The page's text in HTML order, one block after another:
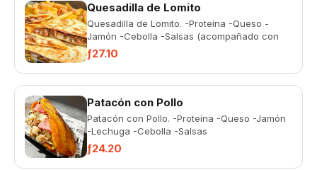
Quesadilla de Lomito
Quesadilla de Lomito. -Proteína -Queso -
Jamón -Cebolla -Salsas (acompañado con
batata)
ƒ27.10
Patacón con Pollo
Patacón con Pollo. -Proteína -Queso -Jamón
-Lechuga -Cebolla -Salsas
ƒ24.20